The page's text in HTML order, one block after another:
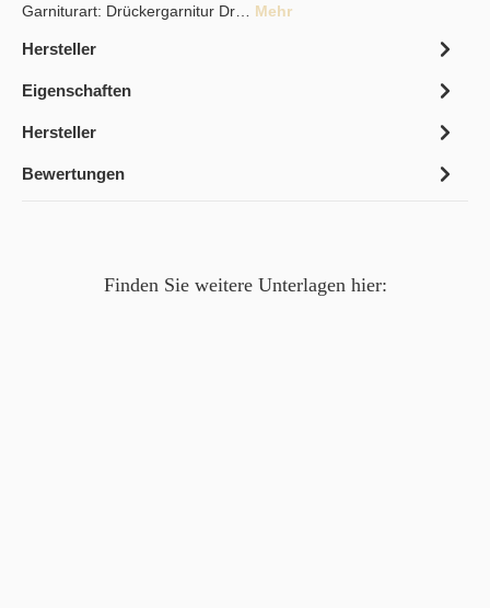
Garniturart: Drückergarnitur Dr… Mehr
Hersteller
Eigenschaften
Hersteller
Bewertungen
Finden Sie weitere Unterlagen hier: